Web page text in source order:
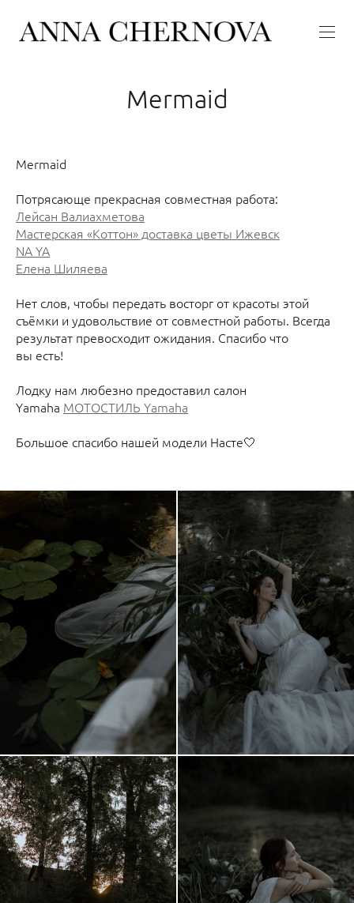
Mermaid
Mermaid
Потрясающе прекрасная совместная работа:
Лейсан Валиахметова
Мастерская «Коттон» доставка цветы Ижевск
NA YA
Елена Шиляева
Нет слов, чтобы передать восторг от красоты этой
съёмки и удовольствие от совместной работы. Всегда
результат превосходит ожидания. Спасибо что
вы есть!
Лодку нам любезно предоставил салон
Yamaha МОТОСТИЛЬ Yamaha
Большое спасибо нашей модели Насте🤍